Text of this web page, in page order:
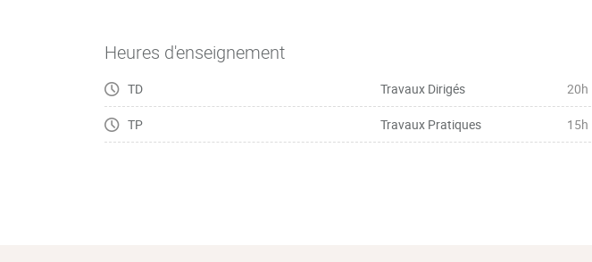
Heures d'enseignement
TD Travaux Dirigés 20h
TP Travaux Pratiques 15h